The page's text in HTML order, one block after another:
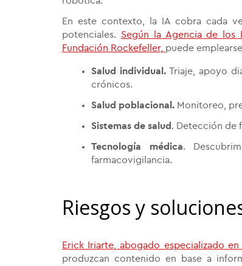
En este contexto, la IA cobra cada
potenciales. Según la Agencia de los
Fundación Rockefeller, puede
Salud individual. Triaje, apoyo
crónicos.
Salud poblacional. Monitoreo,
Sistemas de salud . Detección de
Tecnología médica.
farmacovigilancia.
Riesgos y
Erick Iriarte, abogado especializado
produzcan contenido en base a